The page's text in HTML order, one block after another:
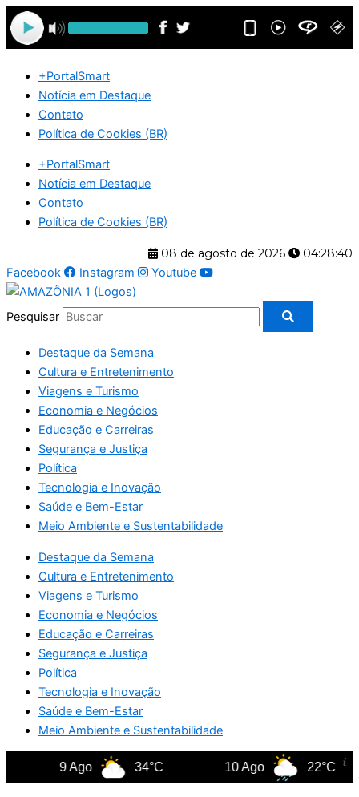
Ir
para
o
+PortalSmart
Notícia em Destaque
Contato
Política de Cookies (BR)
+PortalSmart
Notícia em Destaque
Contato
Política de Cookies (BR)
08 de agosto de 2026
04:28:41
Facebook
Instagram Youtube
Pesquisar
Destaque da Semana
Cultura e Entretenimento
Viagens e Turismo
Economia e Negócios
Educação e Carreiras
Segurança e Justiça
Política
Tecnologia e Inovação
Saúde e Bem-Estar
Meio Ambiente e Sustentabilidade
Destaque da Semana
Cultura e Entretenimento
Viagens e Turismo
Economia e Negócios
Educação e Carreiras
Segurança e Justiça
Política
Tecnologia e Inovação
Saúde e Bem-Estar
Meio Ambiente e Sustentabilidade
9 Ago 34°C 10 Ago 22°C